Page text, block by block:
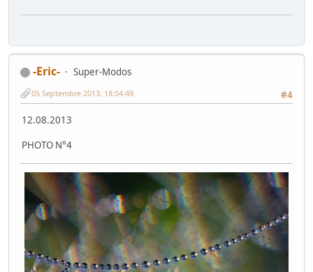
-Eric-
Super-Modos
#4
05 Septembre 2013, 18:04:49
12.08.2013
PHOTO N°4